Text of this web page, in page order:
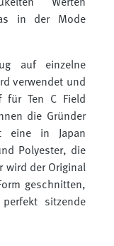
Werten
in der Mode
auf einzelne
verwendet und
für Ten C Field
die Gründer
eine in Japan
Polyester, die
wird der Original
geschnitten,
sitzende